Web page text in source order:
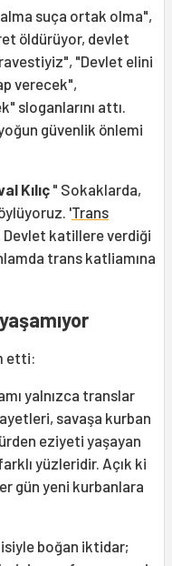
suça ortak olma",
öldürüyor, devlet
"Devlet elini
verecek",
sloganlarını attı.
güvenlik önlemi
Kılıç" Sokaklarda,
'Trans
katillere verdiği
trans katliamına
etti:
yalnızca translar
savaşa kurban
eziyeti yaşayan
yüzleridir. Açık ki
gün yeni kurbanlara
boğan iktidar;